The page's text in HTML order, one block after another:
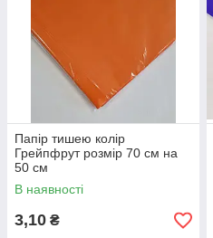
Папір тишею колір
Грейпфрут розмір 70 см на
50 см
В наявності
3,10 ₴